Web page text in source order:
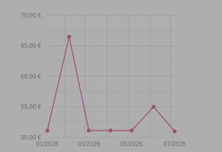
01/2026 03/2026 05/2026 07/2026
50,00 €
55,00 €
60,00 €
65,00 €
70,00 €